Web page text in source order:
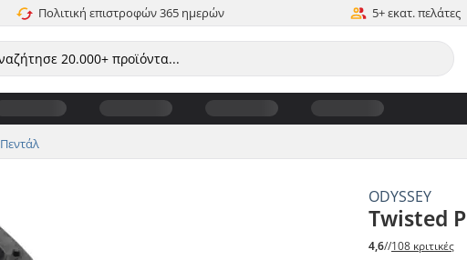
Πολιτική επιστροφών 365 ημερών 5+ εκατ. πελάτες
Πεντάλ
ODYSSEY
Twisted
4,6//108 κριτικές